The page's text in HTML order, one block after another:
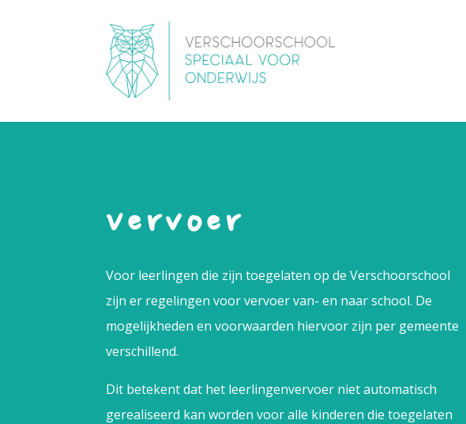
Vervoer
Voor leerlingen die zijn toegelaten op de Verschoorschool
zijn er regelingen voor vervoer van- en naar school. De
mogelijkheden en voorwaarden hiervoor zijn per gemeente
verschillend.
Dit betekent dat het leerlingenvervoer niet automatisch
gerealiseerd kan worden voor alle kinderen die toegelaten